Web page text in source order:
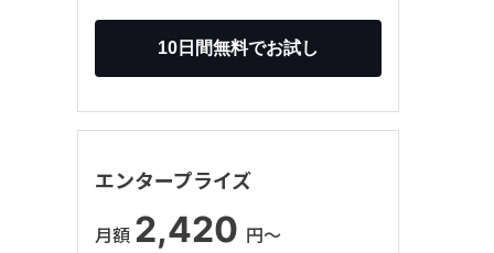
エンタープライズ
月額 2,420 円〜